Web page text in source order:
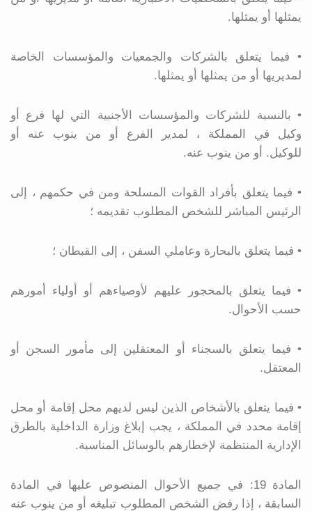
يمثلها أو يمثلها.
• فيما يتعلق بالشركات والجمعيات والمؤسسات الخاصة
لمديريها أو من يمثلها أو يمثلها.
• بالنسبة للشركات والمؤسسات الأجنبية التي لها فرع أو
وكيل في المملكة ، لمدير الفرع أو من ينوب عنه أو
للوكيل. أو من ينوب عنه.
• فيما يتعلق بأفراد القوات المسلحة ومن في حكمهم ، إلى
الرئيس المباشر للشخص المطلوب تقديمه ؛
• فيما يتعلق بالبحارة وعاملي السفن ، إلى القبطان ؛
• فيما يتعلق بالمحجور عليهم لأوصياءهم أو أولياء أمورهم
حسب الأحوال.
• فيما يتعلق بالسجناء أو المعتقلين إلى مأمور السجن أو
المعتقل.
• فيما يتعلق بالأشخاص الذين ليس لديهم محل إقامة أو محل
إقامة محدد في المملكة ، يجب إبلاغ وزارة الداخلية بالطرق
الإدارية المنتظمة لإخطارهم بالوسائل المناسبة.
المادة 19: في جميع الأحوال المنصوص عليها في المادة
السابقة ، إذا رفض الشخص المطلوب تبليغه أو من ينوب عنه